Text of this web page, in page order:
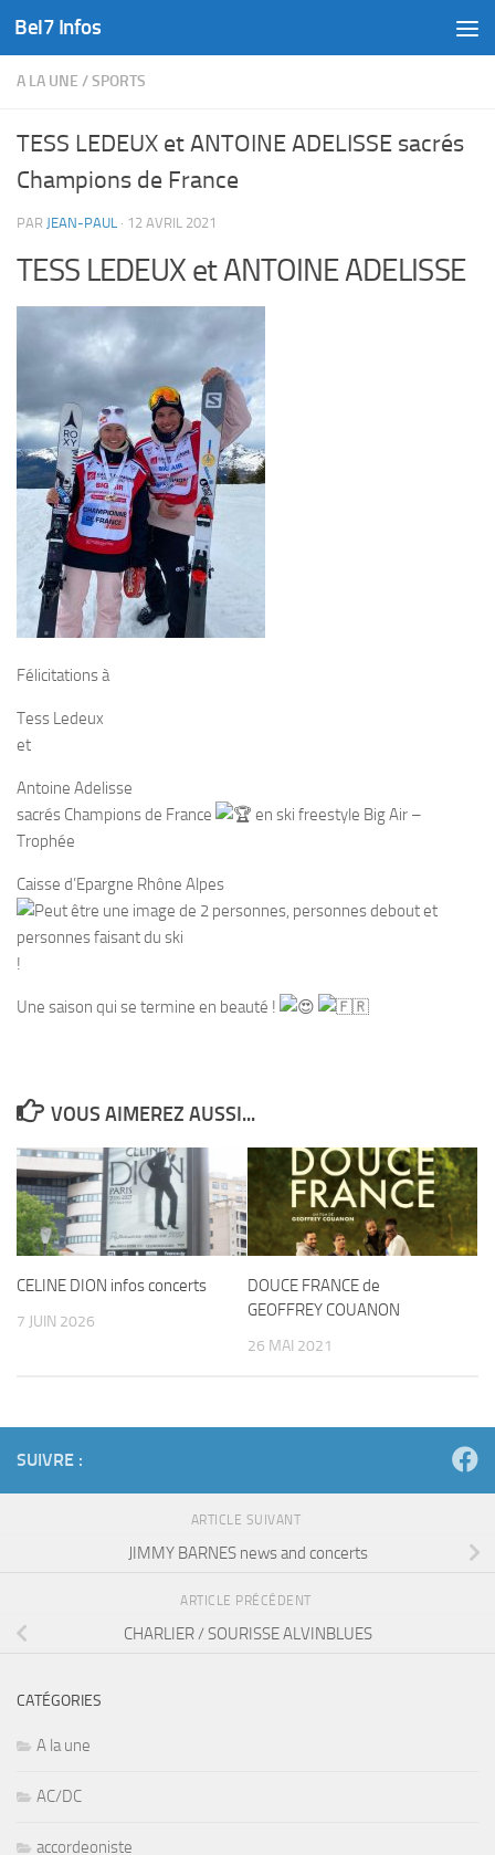
Skip to content
Bel7 Infos
A LA UNE /SPORTS
TESS LEDEUX et ANTOINE ADELISSE sacrés
Champions de France
PAR JEAN-PAUL · 12 AVRIL 2021
TESS LEDEUX et ANTOINE ADELISSE
Félicitations à
Tess Ledeux
et
Antoine Adelisse
sacrés Champions de France
en ski freestyle Big Air –
Trophée
Caisse d’Epargne Rhône Alpes
!
Une saison qui se termine en beauté !
VOUS AIMEREZ AUSSI...
CELINE DION infos concerts
7 JUIN 2026
DOUCE FRANCE de
GEOFFREY COUANON
26 MAI 2021
SUIVRE :
ARTICLE SUIVANT
JIMMY BARNES news and concerts
ARTICLE PRÉCÉDENT
CHARLIER / SOURISSE ALVINBLUES
CATÉGORIES
A la une
AC/DC
accordeoniste